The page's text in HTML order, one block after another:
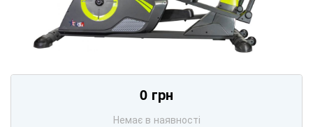
0 грн
Немає в наявності